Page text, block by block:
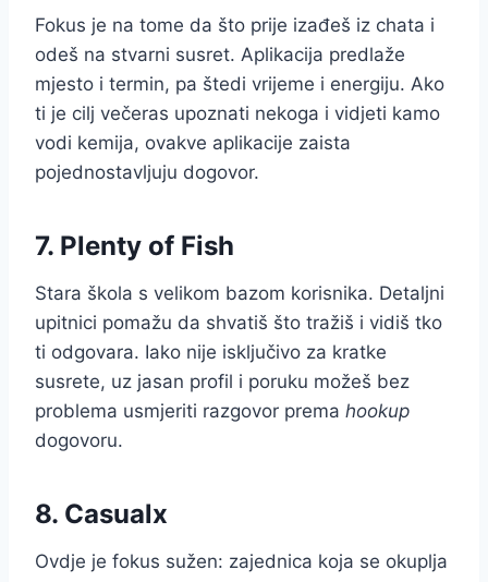
Fokus je na tome da što prije izađeš iz chata i
odeš na stvarni susret. Aplikacija predlaže
mjesto i termin, pa štedi vrijeme i energiju. Ako
ti je cilj večeras upoznati nekoga i vidjeti kamo
vodi kemija, ovakve aplikacije zaista
pojednostavljuju dogovor.
7. Plenty of Fish
Stara škola s velikom bazom korisnika. Detaljni
upitnici pomažu da shvatiš što tražiš i vidiš tko
ti odgovara. Iako nije isključivo za kratke
susrete, uz jasan profil i poruku možeš bez
problema usmjeriti razgovor prema hookup
dogovoru.
8. Casualx
Ovdje je fokus sužen: zajednica koja se okuplja